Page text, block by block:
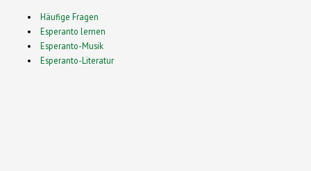
Häufige Fragen
Esperanto lernen
Esperanto-Musik
Esperanto-Literatur